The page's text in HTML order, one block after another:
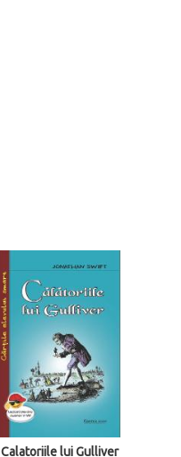
Calatoriile lui Gulliver